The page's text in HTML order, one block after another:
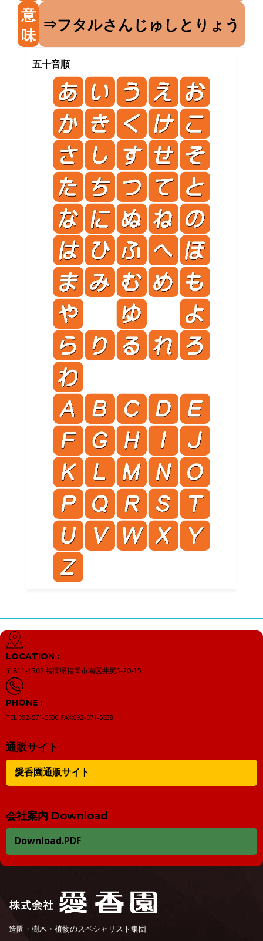
意
味
⇒フタルさんじゅしとりょう
五十音順
LOCATION :
〒811-1302福岡県福岡市南区井尻5-20-15
PHONE :
TEL:092-571-5500 FAX:092-571-5538
通販サイト
愛香園通販サイト
会社案内 Download
Download.PDF
造園・樹木・植物のスペシャリスト集団